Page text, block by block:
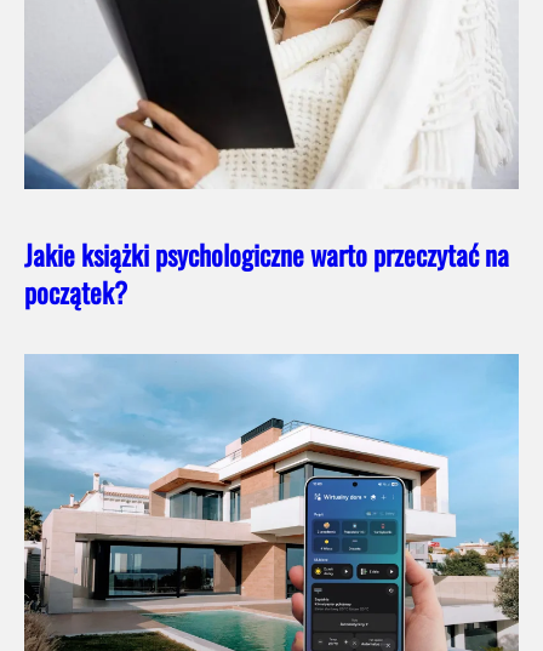
Jakie książki psychologiczne warto przeczytać na
początek?